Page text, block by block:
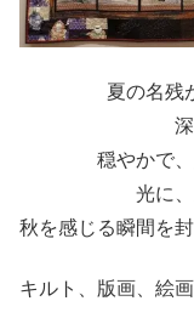
夏の名残
穏やかで
光に
秋を感じる瞬間を
キルト、版画、絵